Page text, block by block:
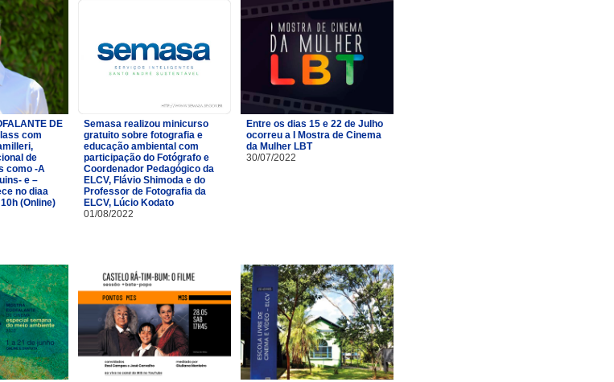
DE
com
de
como -A
e –
no diaa
(Online)
Semasa realizou minicurso
gratuito sobre fotografia e
educação ambiental com
participação do Fotógrafo e
Coordenador Pedagógico da
ELCV, Flávio Shimoda e do
Professor de Fotografia da
ELCV, Lúcio Kodato
01/08/2022
Entre os dias 15 e 22 de Julho
ocorreu a I Mostra de Cinema
da Mulher LBT
30/07/2022